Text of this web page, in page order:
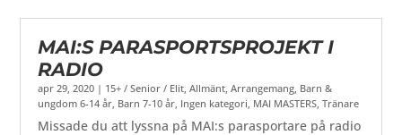
MAI:S PARASPORTSPROJEKT I
RADIO
apr 29, 2020 | 15+ / Senior / Elit ,Allmänt ,Arrangemang Barn &
ungdom 6-14 år Barn 7-10 år Ingen kategori MAI MASTERS ,Tränare
Missade du att lyssna på MAI:s parasportare på radio